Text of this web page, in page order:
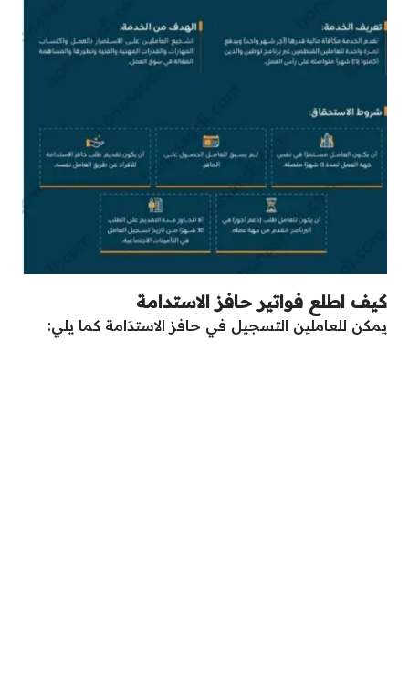
كيف اطلع فواتير حافز الاستدامة
يمكن للعاملين التسجيل في حافز الاستدَامة كما يلي: